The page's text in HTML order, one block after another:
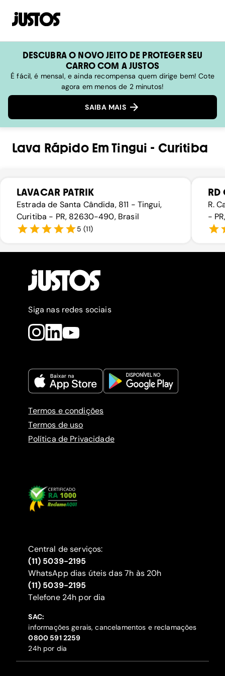
DESCUBRA O NOVO JEITO DE PROTEGER SEU
CARRO COM A JUSTOS
É fácil, é mensal, e ainda recompensa quem dirige bem! Cote
agora em menos de 2 minutos!
SAIBA MAIS
Lava RápidoEmTingui - Curitiba
LAVACAR PATRIK
Estrada de Santa Cândida, 811 - Tingui,
Curitiba - PR, 82630-490, Brasil
5 (11)
RD
R.
-
Siga nas redes sociais
Termos e condições
Termos de uso
Política de Privacidade
Central de serviços:
(11) 5039-2195
WhatsApp dias úteis das 7h às 20h
(11) 5039-2195
‍Telefone 24h por dia
SAC:
informações gerais, cancelamentos e reclamações
‍0800 591 2259
24h por dia